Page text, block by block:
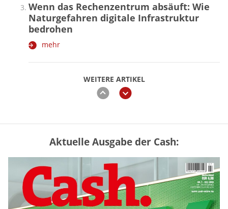
WEITERE ARTIKEL
zurückweiter
Wenn das Rechenzentrum absäuft: Wie
Naturgefahren digitale Infrastruktur
bedrohen
mehr
Mütterrente III Tabelle: So viel Renten-
Nachzahlung ist pro Kind möglich
mehr
Aktuelle Ausgabe der Cash: